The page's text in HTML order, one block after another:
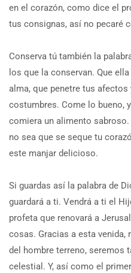
en el corazón, como dice el
tus consignas, así no pecaré
Conserva tú también la
los que la conservan. Que
alma, que penetre tus
costumbres. Come lo bueno,
comiera un alimento
no sea que se seque tu
este manjar delicioso.
Si guardas así la palabra de
guardará a ti. Vendrá a ti el
profeta que renovará a
cosas. Gracias a esta
del hombre terreno, seremos
celestial. Y, así como el